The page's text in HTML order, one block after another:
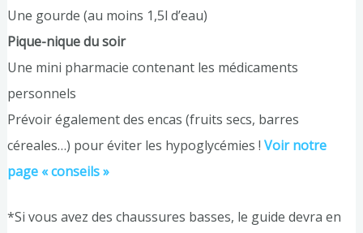
Une gourde (au moins 1,5l d’eau)
Pique-nique du soir
Une mini pharmacie contenant les médicaments
personnels
Prévoir également des encas (fruits secs, barres
céreales…) pour éviter les hypoglycémies ! Voir notre
page « conseils »
*Si vous avez des chaussures basses, le guide devra en